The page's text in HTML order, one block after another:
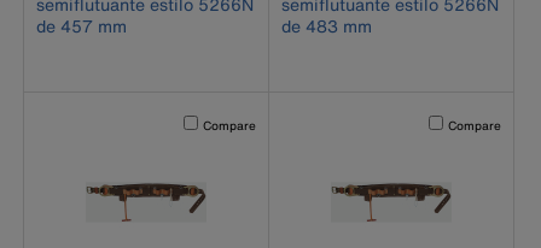
de 457 mm
de 483 mm
Activating this element will cause content on the page to
Compare Activating this
Compare